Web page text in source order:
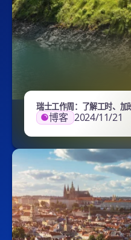
瑞士工作周：了解工时、加
博客 2024/11/21